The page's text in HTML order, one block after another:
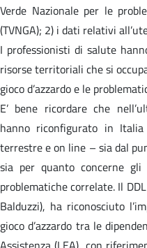
Verde Nazionale per le
(TVNGA); 2) i dati relativi
I professionisti di salute
risorse territoriali che si
gioco d’azzardo e le
E’ bene ricordare che
hanno riconfigurato in
terrestre e on line – sia dal
sia per quanto concerne
problematiche correlate. Il
Balduzzi), ha riconosciuto
gioco d’azzardo tra le